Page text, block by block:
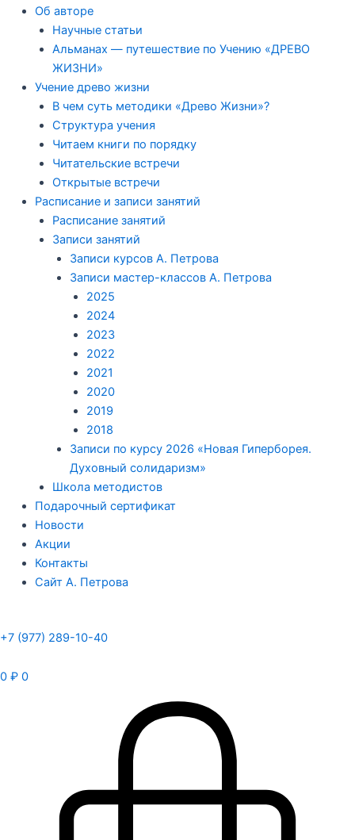
Об авторе
Научные статьи
Альманах — путешествие по Учению «ДРЕВО
ЖИЗНИ»
Учение древо жизни
В чем суть методики «Древо Жизни»?
Структура учения
Читаем книги по порядку
Читательские встречи
Открытые встречи
Расписание и записи занятий
Расписание занятий
Записи занятий
Записи курсов А. Петрова
Записи мастер-классов А. Петрова
2025
2024
2023
2022
2021
2020
2019
2018
Записи по курсу 2026 «Новая Гиперборея.
Духовный солидаризм»
Школа методистов
Подарочный сертификат
Новости
Акции
Контакты
Сайт А. Петрова
+7 (977) 289-10-40
0 ₽ 0